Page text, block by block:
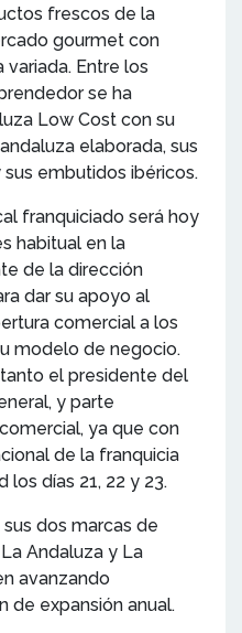
frescos de la
gourmet con
Entre los
se ha
Low Cost con su
elaborada, sus
embutidos ibéricos.
franquiciado será hoy
habitual en la
de la dirección
dar su apoyo al
comercial a los
modelo de negocio.
tanto el presidente del
y parte
ya que con
de la franquicia
los días 21, 22 y 23.
dos marcas de
Andaluza y La
avanzando
de expansión anual.